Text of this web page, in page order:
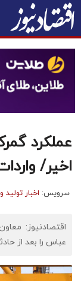
اخیر/ واردات بیش
سرویس: اخبار
اقتصادنیوز:
عباس را بعد از